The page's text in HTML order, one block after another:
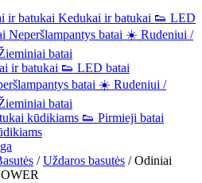
Kedukai ir batukai 👟 LED
Neperšlampantys batai ☀️ Rudeniui /
batai
ir batukai 👟 LED batai
batai ☀️ Rudeniui /
batai
kūdikiams 👟 Pirmieji batai
/ Uždaros basutės / Odiniai